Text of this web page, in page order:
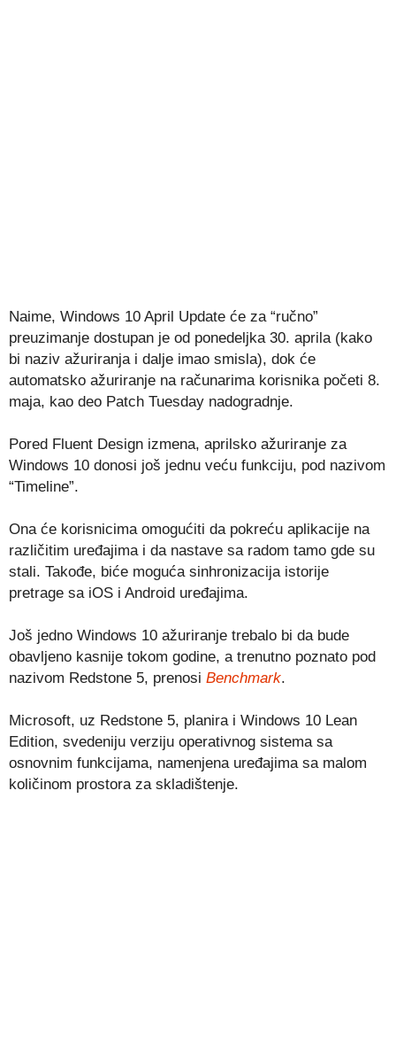
Naime, Windows 10 April Update će za “ručno”
preuzimanje dostupan je od ponedeljka 30. aprila (kako
bi naziv ažuriranja i dalje imao smisla), dok će
automatsko ažuriranje na računarima korisnika početi 8.
maja, kao deo Patch Tuesday nadogradnje.
Pored Fluent Design izmena, aprilsko ažuriranje za
Windows 10 donosi još jednu veću funkciju, pod nazivom
“Timeline”.
Ona će korisnicima omogućiti da pokreću aplikacije na
različitim uređajima i da nastave sa radom tamo gde su
stali. Takođe, biće moguća sinhronizacija istorije
pretrage sa iOS i Android uređajima.
Još jedno Windows 10 ažuriranje trebalo bi da bude
obavljeno kasnije tokom godine, a trenutno poznato pod
nazivom Redstone 5, prenosi Benchmark.
Microsoft, uz Redstone 5, planira i Windows 10 Lean
Edition, svedeniju verziju operativnog sistema sa
osnovnim funkcijama, namenjena uređajima sa malom
količinom prostora za skladištenje.